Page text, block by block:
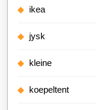
ikea
jysk
kleine
koepeltent